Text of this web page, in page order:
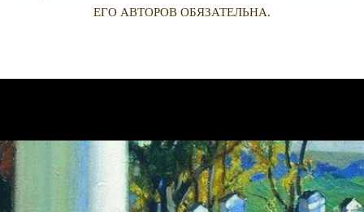
ЕГО АВТОРОВ ОБЯЗАТЕЛЬНА.